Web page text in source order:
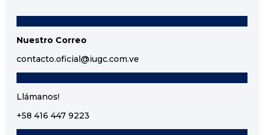
Nuestro Correo
contacto.oficial@iugc.com.ve
Llámanos!
+58 416 447 9223